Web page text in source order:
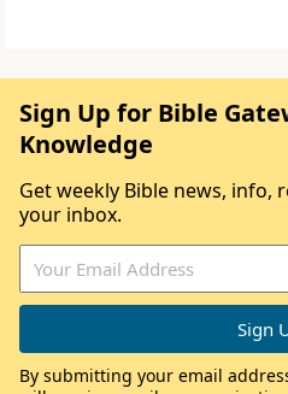
Sign Up for Bible
Knowledge
Get weekly Bible news, info,
your inbox.
By submitting your email